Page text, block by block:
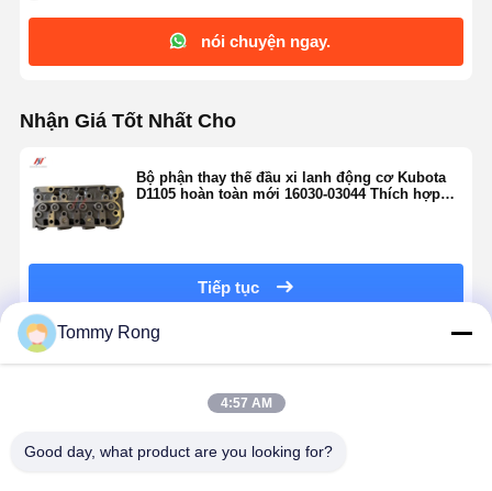
nói chuyện ngay.
Nhận Giá Tốt Nhất Cho
Bộ phận thay thế đầu xi lanh động cơ Kubota
D1105 hoàn toàn mới 16030-03044 Thích hợp
Tiếp tục
Sản Phẩm Khuyến Cáo
Tommy Rong
4:57 AM
Good day, what product are you looking for?